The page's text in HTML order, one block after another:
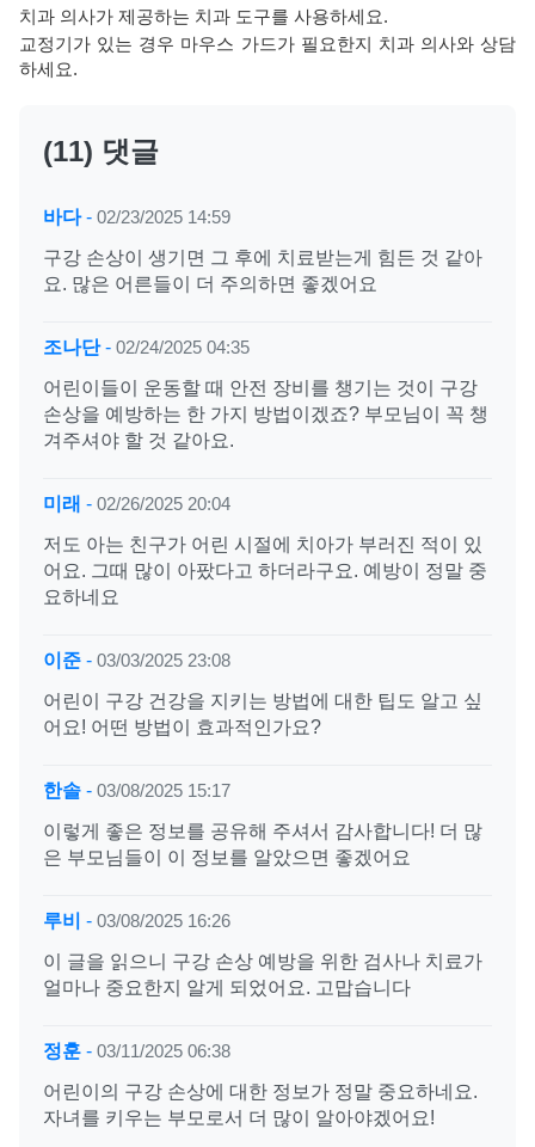
치과 의사가 제공하는 치과 도구를 사용하세요.
교정기가 있는 경우 마우스 가드가 필요한지 치과 의사와 상담
하세요.
(11) 댓글
바다- 02/23/2025 14:59
구강 손상이 생기면 그 후에 치료받는게 힘든 것 같아
요. 많은 어른들이 더 주의하면 좋겠어요
조나단- 02/24/2025 04:35
어린이들이 운동할 때 안전 장비를 챙기는 것이 구강
손상을 예방하는 한 가지 방법이겠죠? 부모님이 꼭 챙
겨주셔야 할 것 같아요.
미래 - 02/26/2025 20:04
저도 아는 친구가 어린 시절에 치아가 부러진 적이 있
어요. 그때 많이 아팠다고 하더라구요. 예방이 정말 중
요하네요
이준 - 03/03/2025 23:08
어린이 구강 건강을 지키는 방법에 대한 팁도 알고 싶
어요! 어떤 방법이 효과적인가요?
한솔 - 03/08/2025 15:17
이렇게 좋은 정보를 공유해 주셔서 감사합니다! 더 많
은 부모님들이 이 정보를 알았으면 좋겠어요
루비 - 03/08/2025 16:26
이 글을 읽으니 구강 손상 예방을 위한 검사나 치료가
얼마나 중요한지 알게 되었어요. 고맙습니다
정훈 - 03/11/2025 06:38
어린이의 구강 손상에 대한 정보가 정말 중요하네요.
자녀를 키우는 부모로서 더 많이 알아야겠어요!